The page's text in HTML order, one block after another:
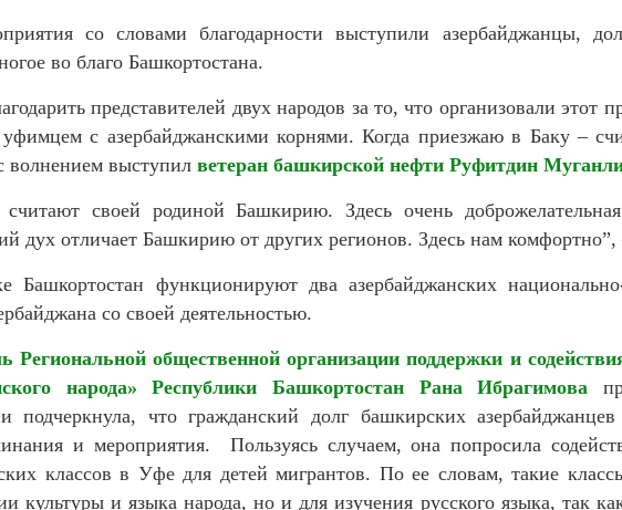
со словами благодарности выступили азербайджанцы,
во благо Башкортостана.
представителей двух народов за то, что организовали
с азербайджанскими корнями. Когда приезжаю в Баку –
волнением выступил ветеран башкирской нефти Руфитдин
своей родиной Башкирию. Здесь очень
дух отличает Башкирию от других регионов. Здесь нам комфортно”,
Башкортостан функционируют два азербайджанских
со своей деятельностью.
Региональной общественной организации поддержки и
народа» Республики Башкортостан Рана Ибрагимова
подчеркнула, что гражданский долг башкирских
и мероприятия. Пользуясь случаем, она попросила
классов в Уфе для детей мигрантов. По ее словам, такие
культуры и языка народа, но и для изучения русского языка, так